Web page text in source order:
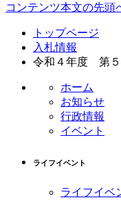
コンテンツ本文の先頭
トップページ
入札情報
令和４年度 第５
ホーム
お知らせ
行政情報
イベント
ライフイベント
ライフイベ